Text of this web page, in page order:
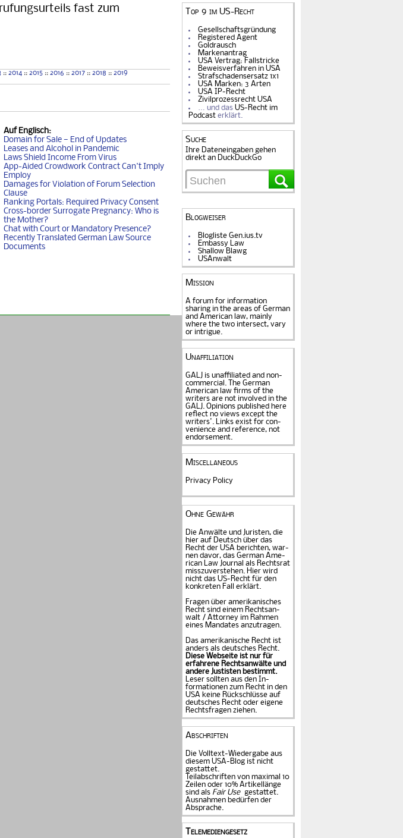
fast zum
:: 2014 :: 2015 :: 2016 :: 2017 :: 2018 :: 2019
Auf Englisch:
Domain for Sale — End of Updates
Leases and Alcohol in Pandemic
Laws Shield Income From Virus
App-Aided Crowdwork Contract Can't Imply
Employ
Damages for Violation of Forum Selection
Clause
Ranking Portals: Required Privacy Consent
Cross-border Surrogate Pregnancy: Who is
the Mother?
Chat with Court or Mandatory Presence?
Recently Translated German Law Source
Documents
Top 9 im US-Recht
Gesellschaftsgründung
Registered Agent
Goldrausch
Markenantrag
USA Vertrag: Fallstricke
Beweisverfahren in USA
Strafschadensersatz 1x1
USA Marken: 3 Arten
USA IP-Recht
Zivilprozessrecht USA
… und dasUS-Recht im
Podcast erklärt.
Suche
Ihre Dateneingaben gehen
direkt an DuckDuckGo
Blogweiser
Blogliste Gen.ius.tv
Embassy Law
Shallow Blawg
USAnwalt
Mission
A forum for information
sharing in the areas of German
and American law, mainly
where the two intersect, vary
or intrigue.
Unaffiliation
GALJ is unaffiliated and non-
commercial. The Ger­man
American law firms of the
writers are not in­volved in the
GALJ. Opi­nions published here
reflect no views except the
writers'. Links exist for con­
venience and refe­rence, not
endorse­ment.
Miscellaneous
Privacy Policy
Ohne Gewähr
Die Anwälte und Juristen, die
hier auf Deutsch über das
Recht der USA be­rich­ten, war­
nen davor, das German Ame­
rican Law Journal als Rechts­rat
miss­zu­verstehen. Hier wird
nicht das US-Recht für den
konkreten Fall er­klärt.
Fragen über amerika­ni­sches
Recht sind einem Rechts­an­
walt / Attorney im Rahmen
eines Mandates an­zu­tragen.
Das amerikanische Recht ist
anders als deutsches Recht.
Diese Webseite ist nur für
erfahrene Rechtsanwälte und
andere Justisten be­stimmt.
Leser sollten aus den In­
formationen zum Recht in den
USA keine Rückschlüsse auf
deutsches Recht oder eigene
Rechtsfragen ziehen.
Abschriften
Die Volltext-Wiedergabe aus
diesem USA-Blog ist nicht
gestattet.
Teilabschriften von maximal 10
Zeilen oder 10% Artikellänge
sind als Fair Use
gestattet.
Ausnahmen bedürfen der
Absprache.
Telemediengesetz